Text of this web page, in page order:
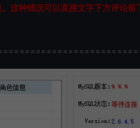
这种情况可以直接文字下方评论留